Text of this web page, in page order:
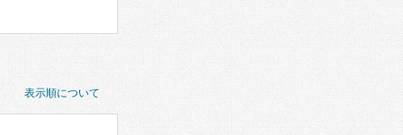
表示順について